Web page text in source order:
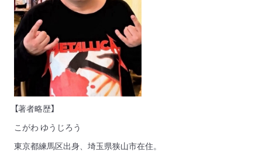
【著者略歴】
こがわ ゆうじろう
東京都練馬区出身、埼玉県狭山市在住。